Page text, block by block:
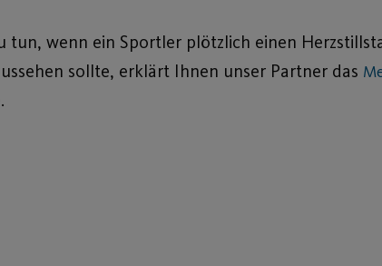
tun, wenn ein Sportler plötzlich einen
sollte, erklärt Ihnen unser Partner das